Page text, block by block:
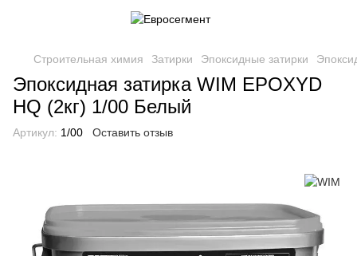
Строительная химия Затирки Эпоксидные затирки
Эпоксидная затирка WIM EPOXYD
HQ (2кг) 1/00 Белый
Артикул: 1/00 Оставить отзыв